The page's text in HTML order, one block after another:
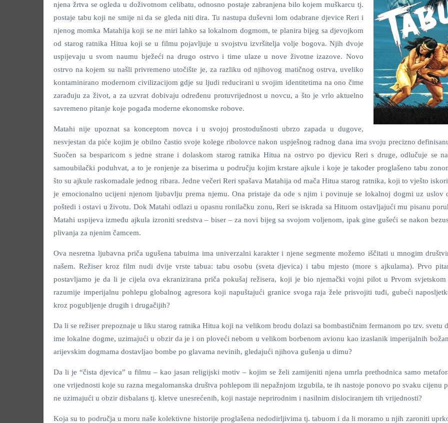
njena žrtva se ogleda u doživotnom celibatu, odnosno postaje zabranjena bilo kojem muškarcu tj.
postaje tabu koji ne smije ni da se gleda niti dira. Tu nastupa duševni lom odabrane djevice Reri i
njenog momka Matahija koji se ne miri lahko sa lokalnom dogmom, te planira bijeg sa djevojkom
od starog ratnika Hitua koji se u filmu pojavljuje u svojstvu izvršitelja volje bogova. Njih dvoje
uspijevaju u svom naumu bježeći na drugo ostrvo i time ulaze u nove životne izazove. Novo
ostrvo na kojem su našli privremeno utočište je, za razliku od njihovog matičnog ostrva, uveliko
kontaminirano modernom civilizacijom gdje su ljudi reducirani u svojim identitetima na ono čime
zarađuju za život, a za uzvrat dobivaju određenu protuvrijednost u novcu, a što je vrlo aktuelno
savremeno pitanje koje pogađa moderne ekonomske robove.
Matahi nije upoznat sa konceptom novca i u svojoj prostodušnosti ubrzo zapada u dugove,
nesvjestan da piće kojim je obilno častio svoje kolege ribolovce nakon uspješnog radnog dana ima svoju precizno
Suočen sa besparicom s jedne strane i dolaskom starog ratnika Hitua na ostrvo po djevicu Reri s druge, odlučuje se
samoubilački poduhvat, a to je ronjenje za biserima u području kojim krstare ajkule i koje je također proglašeno tabu
što su ajkule raskomadale jednog ribara. Jedne večeri Reri spašava Matahija od mača Hitua starog ratnika, koji to vješto
je emocionalno ucijeni njenom ljubavlju prema njemu. Ona pristaje da ode s njim i povinuje se lokalnoj dogmi uz uslov
poštedi i ostavi u životu. Dok Matahi odlazi u opasnu ronilačku zonu, Reri se iskrada sa Hituom ostavljajući mu pisanu
Matahi uspijeva između ajkula izroniti sredstva – biser – za novi bijeg sa svojom voljenom, ipak gine gušeći se nakon
plivanja za njenim čamcem.
Ova nesretna ljubavna priča ugušena tabuima ima univerzalni karakter i njene segmente možemo iščitati u mnogim
našem. Režiser kroz film nudi dvije vrste tabua: tabu osobu (sveta djevica) i tabu mjesto (more s ajkulama). Prvo
postavljamo je da li je cijela ova ekranizirana priča pokušaj režisera, koji je bio njemački vojni pilot u Prvom svjetskom
razumije imperijalnu pohlepu globalnog agresora koji napuštajući granice svoga raja žele prisvojiti tuđi, gubeći
kroz pogubljenje drugih i drugačijih?
Da li se režiser prepoznaje u liku starog ratnika Hitua koji na velikom brodu dolazi sa bombastičnim fermanom po tzv. svetu
ime lokalne dogme, uzimajući u obzir da je i on ploveći nebom u velikom borbenom avionu kao izaslanik imperijalnih
arijevskim dogmama dostavljao bombe po glavama nevinih, gledajući njihova gušenja u dimu?
Da li je “čista djevica” u filmu – kao jasan religijski motiv – kojim se želi zamijeniti njena umrla prethodnica samo
one vrijednosti koje su razna megalomanska društva pohlepom ili nepažnjom izgubila, te ih nastoje ponovo po svaku cijenu
ne uzimajući u obzir disbalans tj. kletve unesrećenih, koji nastaje neprirodnim i nasilnim dislociranjem tih vrijednosti?
Koja su to područja u moru naše kolektivne historije proglašena nedodirljivima tj. tabuom i da li moramo u njih zaroniti